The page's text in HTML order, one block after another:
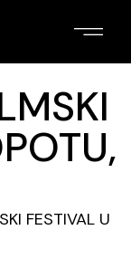
FESTIVAL U